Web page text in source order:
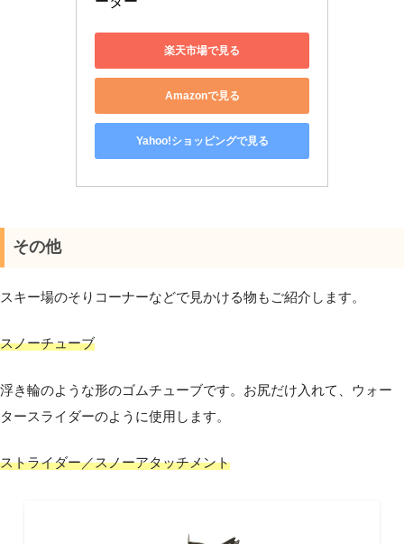
楽天市場で見る
Amazonで見る
Yahoo!ショッピングで見る
その他
スキー場のそりコーナーなどで見かける物もご紹介します。
スノーチューブ
浮き輪のような形のゴムチューブです。お尻だけ入れて、ウォー
タースライダーのように使用します。
ストライダー／スノーアタッチメント